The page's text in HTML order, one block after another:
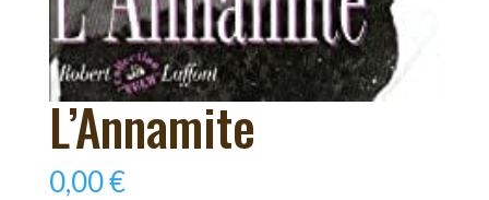
L’Annamite
0,00€